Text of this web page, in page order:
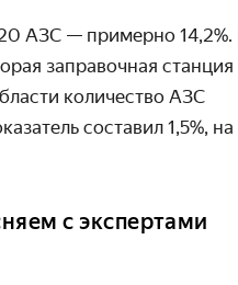
АЗС — примерно 14,2%.
заправочная
количество АЗС
составил 1,5%, на
с экспертами